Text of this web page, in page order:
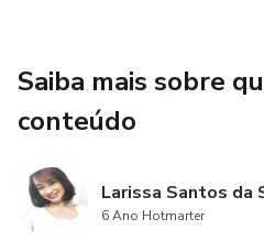
Saiba mais sobre
conteúdo
Larissa Santos da
6 Ano Hotmarter